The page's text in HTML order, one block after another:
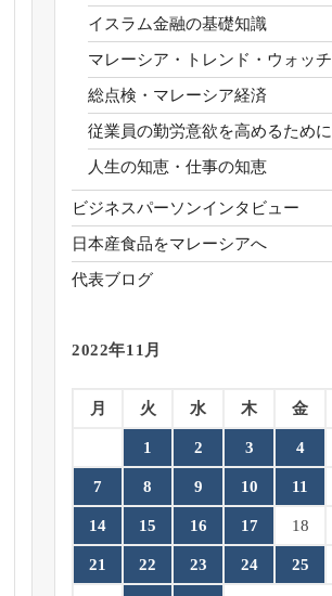
イスラム金融の基礎知識
マレーシア・トレンド・ウォッチ
総点検・マレーシア経済
従業員の勤労意欲を高めるために
人生の知恵・仕事の知恵
ビジネスパーソンインタビュー
日本産食品をマレーシアへ
代表ブログ
2022年11月
月 火 水 木 金
1 2 3 4
7 8 9 10 11
14 15 16 17 18
21 22 23 24 25